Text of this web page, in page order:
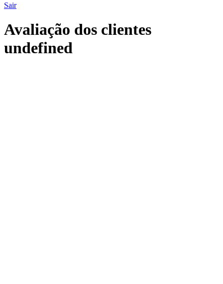
Sair
Avaliação dos clientes
undefined